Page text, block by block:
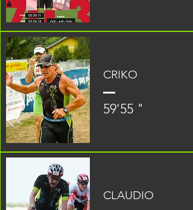
CRIKO
59'55 "
CLAUDIO